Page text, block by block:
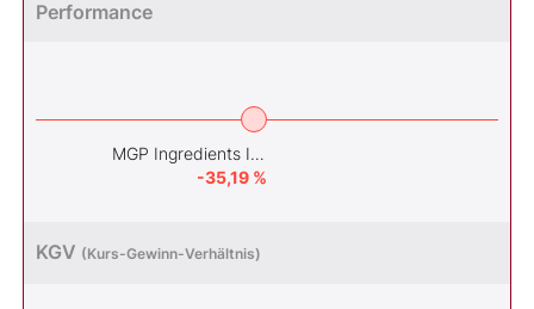
Performance
MGP Ingredients Inc
-35,19 %
KGV (Kurs-Gewinn-Verhältnis)